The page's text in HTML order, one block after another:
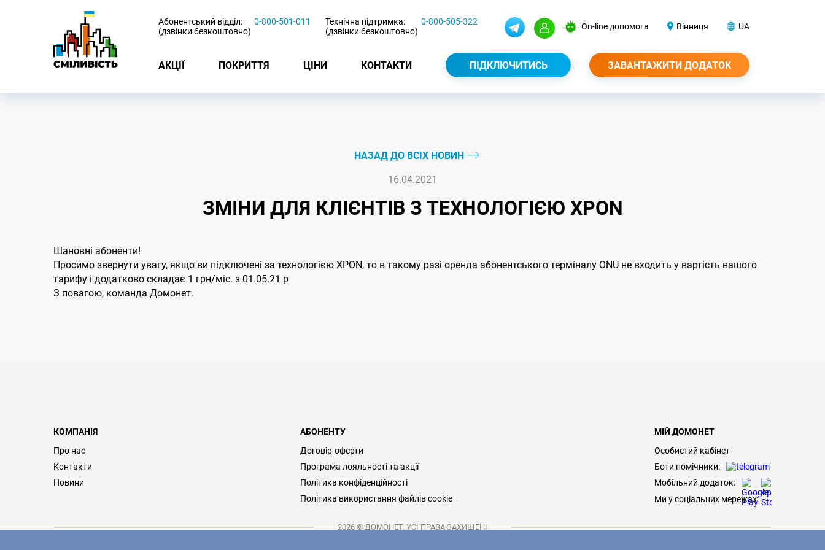
Абонентський відділ:
(дзвінки безкоштовно)
0-800-501-011
Технічна підтримка:
(дзвінки безкоштовно)
0-800-505-322 On-line допомога Вінниця UA
АКЦІЇ ПОКРИТТЯ ЦІНИ КОНТАКТИ ПІДКЛЮЧИТИСЬ ЗАВАНТАЖИТИ ДОДАТОК
НАЗАД ДО ВСІХ НОВИН
16.04.2021
ЗМIНИ ДЛЯ КЛIЄНТIВ З ТЕХНОЛОГIЄЮ XPON
Шановнi абоненти!
Просимо звернути увагу, якщо ви пiдключенi за технологiєю ХPON, то в такому разі оренда абонентського терміналу ONU не входить у вартiсть вашого
тарифу і додатково складає 1 грн/мiс. з 01.05.21 р
З повагою, команда Домонет.
КОМПАНІЯ
Про нас
Контакти
Новини
АБОНЕНТУ
Договір-оферти
Програма лояльності та акції
Політика конфіденційності
Політика використання файлів cookie
МІЙ ДОМОНЕТ
Особистий кабінет
Боти помічники:
Мобільний додаток:
Ми у соціальних мережах:
2026 © ДОМОНЕТ, УСІ ПРАВА ЗАХИЩЕНІ